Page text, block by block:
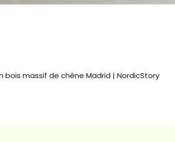
bois massif de chêne Madrid | NordicStory